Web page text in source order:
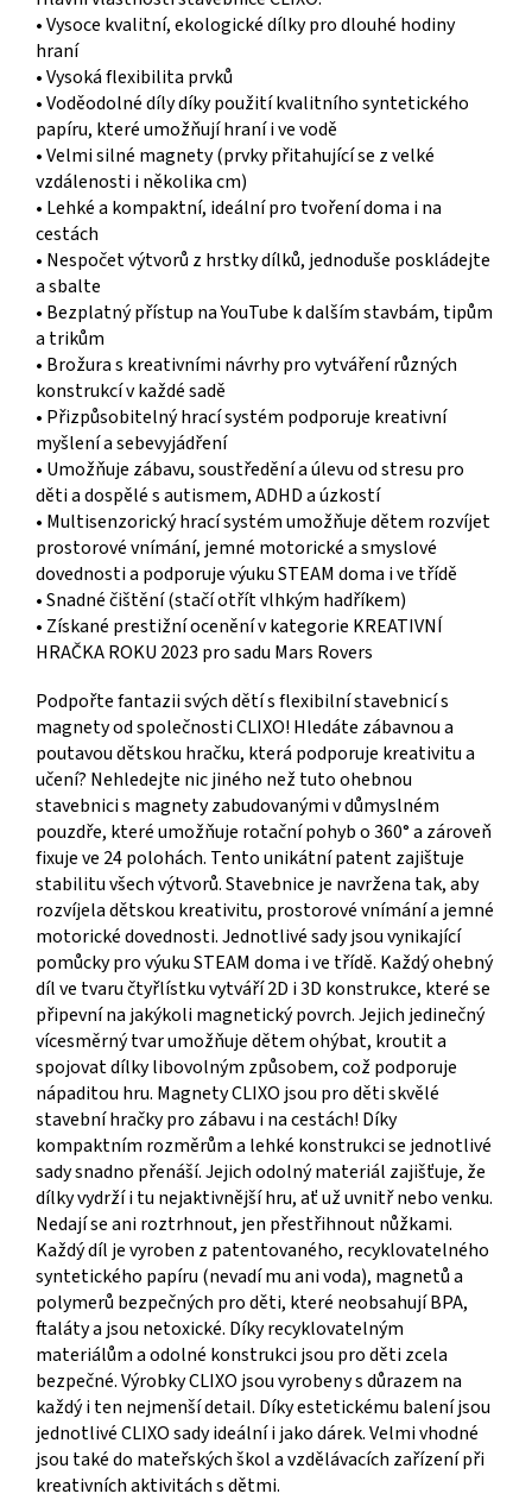
• Vysoce kvalitní, ekologické dílky pro dlouhé hodiny
hraní
• Vysoká flexibilita prvků
• Voděodolné díly díky použití kvalitního syntetického
papíru, které umožňují hraní i ve vodě
• Velmi silné magnety (prvky přitahující se z velké
vzdálenosti i několika cm)
• Lehké a kompaktní, ideální pro tvoření doma i na
cestách
• Nespočet výtvorů z hrstky dílků, jednoduše poskládejte
a sbalte
• Bezplatný přístup na YouTube k dalším stavbám, tipům
a trikům
• Brožura s kreativními návrhy pro vytváření různých
konstrukcí v každé sadě
• Přizpůsobitelný hrací systém podporuje kreativní
myšlení a sebevyjádření
• Umožňuje zábavu, soustředění a úlevu od stresu pro
děti a dospělé s autismem, ADHD a úzkostí
• Multisenzorický hrací systém umožňuje dětem rozvíjet
prostorové vnímání, jemné motorické a smyslové
dovednosti a podporuje výuku STEAM doma i ve třídě
• Snadné čištění (stačí otřít vlhkým hadříkem)
• Získané prestižní ocenění v kategorie KREATIVNÍ
HRAČKA ROKU 2023 pro sadu Mars Rovers
Podpořte fantazii svých dětí s flexibilní stavebnicí s
magnety od společnosti CLIXO! Hledáte zábavnou a
poutavou dětskou hračku, která podporuje kreativitu a
učení? Nehledejte nic jiného než tuto ohebnou
stavebnici s magnety zabudovanými v důmyslném
pouzdře, které umožňuje rotační pohyb o 360° a zároveň
fixuje ve 24 polohách. Tento unikátní patent zajištuje
stabilitu všech výtvorů. Stavebnice je navržena tak, aby
rozvíjela dětskou kreativitu, prostorové vnímání a jemné
motorické dovednosti. Jednotlivé sady jsou vynikající
pomůcky pro výuku STEAM doma i ve třídě. Každý ohebný
díl ve tvaru čtyřlístku vytváří 2D i 3D konstrukce, které se
připevní na jakýkoli magnetický povrch. Jejich jedinečný
vícesměrný tvar umožňuje dětem ohýbat, kroutit a
spojovat dílky libovolným způsobem, což podporuje
nápaditou hru. Magnety CLIXO jsou pro děti skvělé
stavební hračky pro zábavu i na cestách! Díky
kompaktním rozměrům a lehké konstrukci se jednotlivé
sady snadno přenáší. Jejich odolný materiál zajišťuje, že
dílky vydrží i tu nejaktivnější hru, ať už uvnitř nebo venku.
Nedají se ani roztrhnout, jen přestřihnout nůžkami.
Každý díl je vyroben z patentovaného, recyklovatelného
syntetického papíru (nevadí mu ani voda), magnetů a
polymerů bezpečných pro děti, které neobsahují BPA,
ftaláty a jsou netoxické. Díky recyklovatelným
materiálům a odolné konstrukci jsou pro děti zcela
bezpečné. Výrobky CLIXO jsou vyrobeny s důrazem na
každý i ten nejmenší detail. Díky estetickému balení jsou
jednotlivé CLIXO sady ideální i jako dárek. Velmi vhodné
jsou také do mateřských škol a vzdělávacích zařízení při
kreativních aktivitách s dětmi.